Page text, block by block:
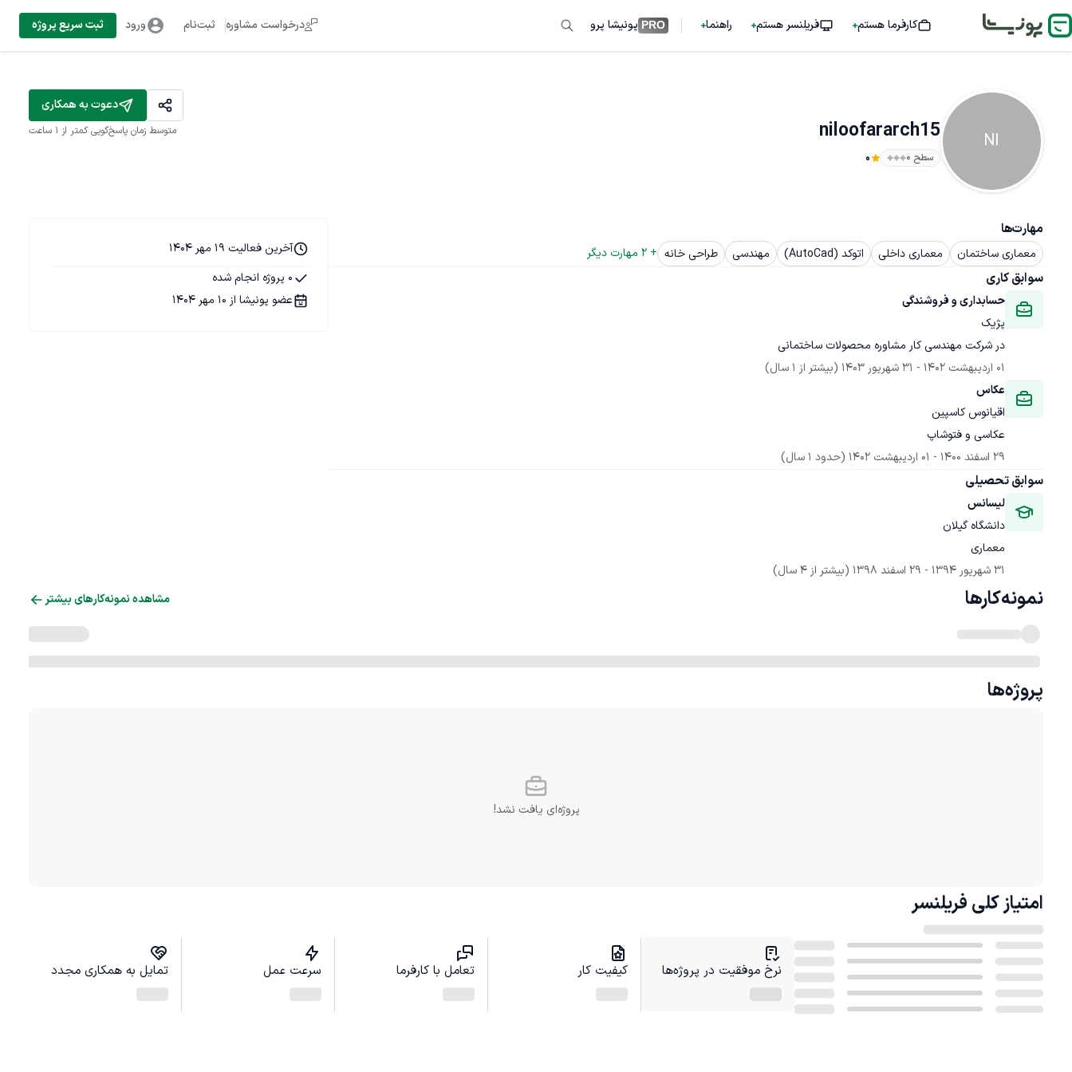
کارفرما هستم فریلنسر هستم راهنما PRO پونیشا پرو درخواست مشاوره ثبت‌نام ورود ثبت سریع پروژه
NI
niloofararch15
سطح ۰ 0
دعوت به همکاری
متوسط زمان پاسخ‌گویی کمتر از 1 ساعت
مهارت‌ها
معماری ساختمان معماری داخلی اتوکد (AutoCad) مهندسی طراحی خانه +
2 مهارت دیگر
سوابق کاری
حسابداری و فروشندگی
پژیک
در شرکت مهندسی کار مشاوره محصولات ساختمانی
01 اردیبهشت 1402
- 31 شهریور 1403
(بیشتر از 1 سال)
عکاس
اقیانوس کاسپین
عکاسی و فتوشاپ
29 اسفند 1400
- 01 اردیبهشت 1402 (حدود 1 سال)
سوابق تحصیلی
لیسانس
دانشگاه گیلان
معماری
31 شهریور 1394
- 29 اسفند 1398 (بیشتر از 4 سال)
آخرین فعالیت 19 مهر 1404
0 پروژه انجام شده
عضو پونیشا از 10 مهر 1404
نمونه‌کارها مشاهده نمونه‌کارهای بیشتر
پروژه‌ها
پروژه‌ای یافت نشد!
امتیاز کلی فریلنسر
نرخ موفقیت در پروژه‌ها کیفیت کار تعامل با کارفرما سرعت عمل تمایل به همکاری مجدد